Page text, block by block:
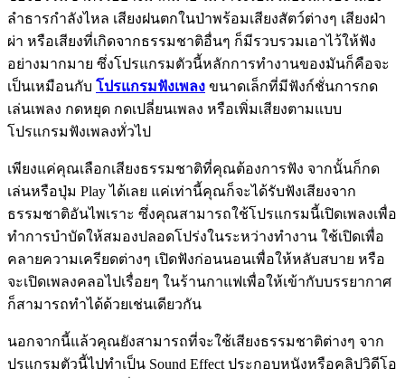
ลำธารกำลังไหล เสียงฝนตกในป่าพร้อมเสียงสัตว์ต่างๆ เสียงฝ่า
ผ่า หรือเสียงที่เกิดจากธรรมชาติอื่นๆ ก็มีรวบรวมเอาไว้ให้ฟัง
อย่างมากมาย ซึ่งโปรแกรมตัวนี้หลักการทำงานของมันก็คือจะ
เป็นเหมือนกับ โปรแกรมฟังเพลง ขนาดเล็กที่มีฟังก์ชั่นการกด
เล่นเพลง กดหยุด กดเปลี่ยนเพลง หรือเพิ่มเสียงตามแบบ
โปรแกรมฟังเพลงทั่วไป
เพียงแค่คุณเลือกเสียงธรรมชาติที่คุณต้องการฟัง จากนั้นก็กด
เล่นหรือปุ่ม Play ได้เลย แค่เท่านี้คุณก็จะได้รับฟังเสียงจาก
ธรรมชาติอันไพเราะ ซึ่งคุณสามารถใช้โปรแกรมนี้เปิดเพลงเพื่อ
ทำการบำบัดให้สมองปลอดโปร่งในระหว่างทำงาน ใช้เปิดเพื่อ
คลายความเครียดต่างๆ เปิดฟังก่อนนอนเพื่อให้หลับสบาย หรือ
จะเปิดเพลงคลอไปเรื่อยๆ ในร้านกาแฟเพื่อให้เข้ากับบรรยากาศ
ก็สามารถทำได้ด้วยเช่นเดียวกัน
นอกจากนี้แล้วคุณยังสามารถที่จะใช้เสียงธรรมชาติต่างๆ จาก
ปรแกรมตัวนี้ไปทำเป็น Sound Effect ประกอบหนังหรือคลิปวิดีโอ